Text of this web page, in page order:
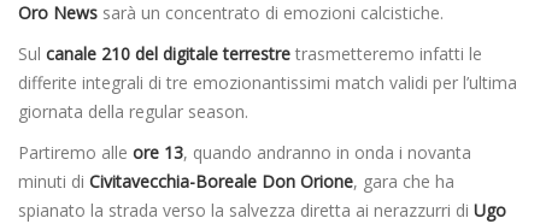
Oro News sarà un concentrato di emozioni calcistiche.
Sul canale 210 del digitale terrestre trasmetteremo infatti le
differite integrali di tre emozionantissimi match validi per l’ultima
giornata della regular season.
Partiremo alle ore 13, quando andranno in onda i novanta
minuti di Civitavecchia-Boreale Don Orione, gara che ha
spianato la strada verso la salvezza diretta ai nerazzurri di Ugo